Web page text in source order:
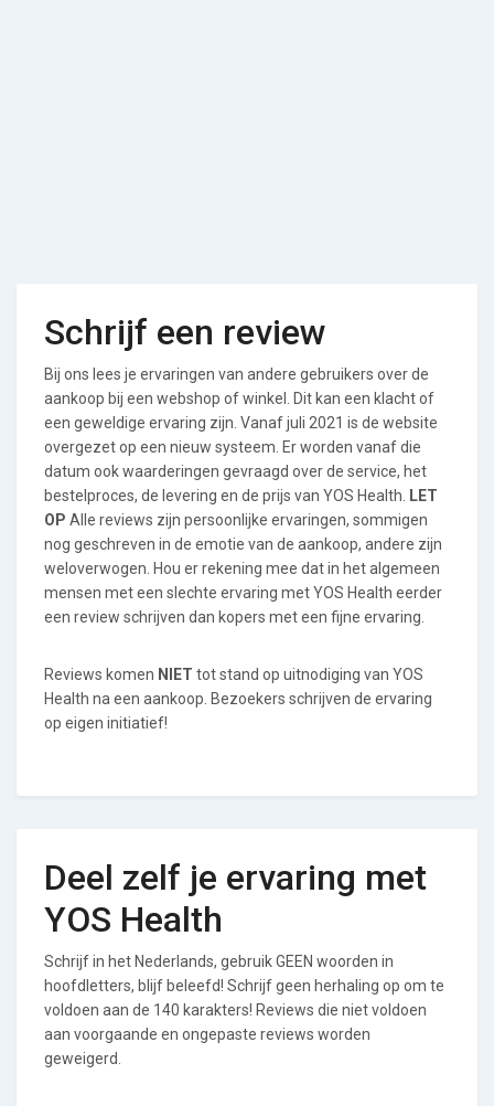
Schrijf een review
Bij ons lees je ervaringen van andere gebruikers over de
aankoop bij een webshop of winkel. Dit kan een klacht of
een geweldige ervaring zijn. Vanaf juli 2021 is de website
overgezet op een nieuw systeem. Er worden vanaf die
datum ook waarderingen gevraagd over de service, het
bestelproces, de levering en de prijs van YOS Health.
LET
OP Alle reviews zijn persoonlijke ervaringen, sommigen
nog geschreven in de emotie van de aankoop, andere zijn
weloverwogen. Hou er rekening mee dat in het algemeen
mensen met een slechte ervaring met YOS Health eerder
een review schrijven dan kopers met een fijne ervaring.
Reviews komen NIET tot stand op uitnodiging van YOS
Health na een aankoop. Bezoekers schrijven de ervaring
op eigen initiatief!
Deel zelf je ervaring met
YOS Health
Schrijf in het Nederlands, gebruik GEEN woorden in
hoofdletters, blijf beleefd! Schrijf geen herhaling op om te
voldoen aan de 140 karakters! Reviews die niet voldoen
aan voorgaande en ongepaste reviews worden
geweigerd.